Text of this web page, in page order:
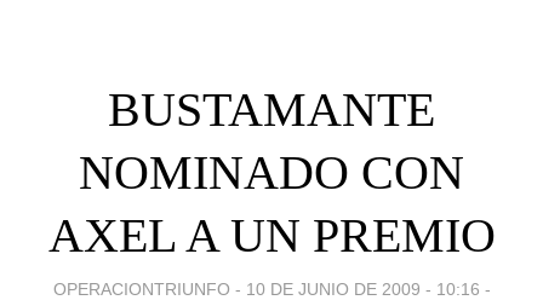
BUSTAMANTE
NOMINADO CON
AXEL A UN PREMIO
OPERACIONTRIUNFO - 10 DE JUNIO DE 2009 - 10:16 -